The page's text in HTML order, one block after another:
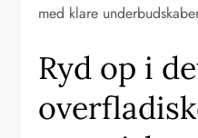
med klare
Ryd op i